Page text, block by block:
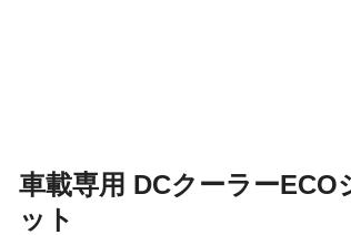
車載専用 DCクーラー
ット